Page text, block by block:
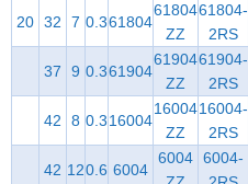
20 32 7 0.361804
61804
ZZ
61804-
2RS
37 9 0.361904
61904
ZZ
61904-
2RS
42 8 0.316004
16004
ZZ
16004-
2RS
42 120.6 6004
6004 6004-